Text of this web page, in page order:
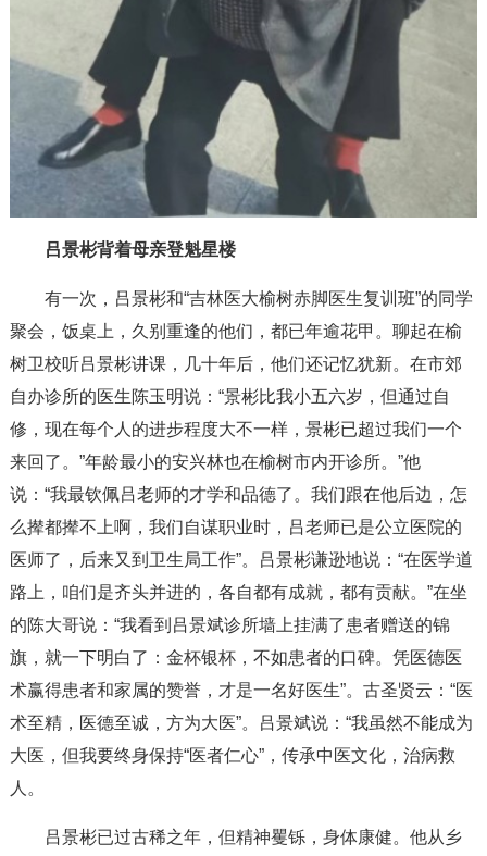
吕景彬背着母亲登魁星楼
有一次，吕景彬和“吉林医大榆树赤脚医生复训班”的同学
聚会，饭桌上，久别重逢的他们，都已年逾花甲。聊起在榆
树卫校听吕景彬讲课，几十年后，他们还记忆犹新。在市郊
自办诊所的医生陈玉明说：“景彬比我小五六岁，但通过自
修，现在每个人的进步程度大不一样，景彬已超过我们一个
来回了。”年龄最小的安兴林也在榆树市内开诊所。”他
说：“我最钦佩吕老师的才学和品德了。我们跟在他后边，怎
么撵都撵不上啊，我们自谋职业时，吕老师已是公立医院的
医师了，后来又到卫生局工作”。吕景彬谦逊地说：“在医学道
路上，咱们是齐头并进的，各自都有成就，都有贡献。”在坐
的陈大哥说：“我看到吕景斌诊所墙上挂满了患者赠送的锦
旗，就一下明白了：金杯银杯，不如患者的口碑。凭医德医
术赢得患者和家属的赞誉，才是一名好医生”。古圣贤云：“医
术至精，医德至诚，方为大医”。吕景斌说：“我虽然不能成为
大医，但我要终身保持“医者仁心”，传承中医文化，治病救
人。
吕景彬已过古稀之年，但精神矍铄，身体康健。他从乡